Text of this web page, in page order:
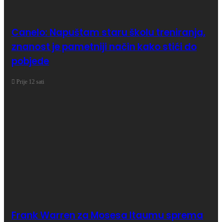
Canelo: Napuštam staru školu treniranja,
znanost je pametniji način kako stići do
pobjede
Prije 12 sati
Frank Warren za Mosesa Itaumu sprema